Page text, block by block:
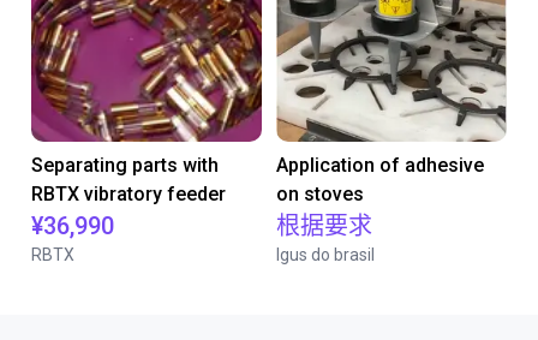
Separating parts with
RBTX vibratory feeder
¥36,990
RBTX
Application of adhesive
on stoves
根据要求
Igus do brasil